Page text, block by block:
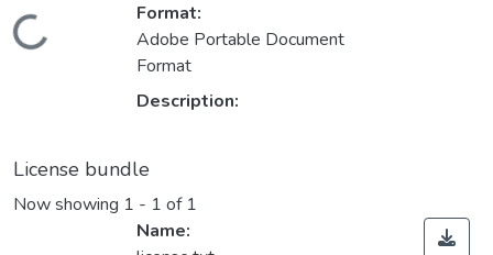
Loading...
Format:
Adobe Portable Document
Format
Description:
License bundle
Now showing 1 - 1 of 1
Name: